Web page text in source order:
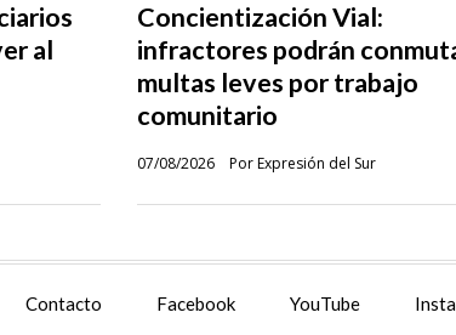
al
Concientización Vial:
infractores podrán
multas leves por trabajo
comunitario
Por Expresión del Sur
07/08/2026
Contacto Facebook YouTube